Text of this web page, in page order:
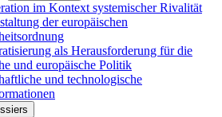
im Kontext systemischer Rivalität
der europäischen
als Herausforderung für die
und europäische Politik
und technologische